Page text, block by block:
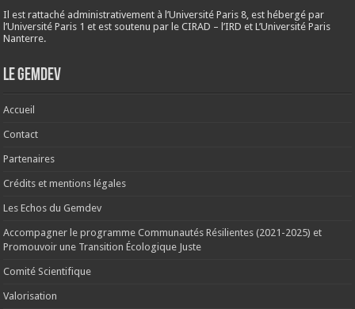
Il est rattaché administrativement à l’Université Paris 8, est hébergé par
l’Université Paris 1 et est soutenu par le CIRAD – l’IRD et L’Université Paris
Nanterre.
Le Gemdev
Accueil
Contact
Partenaires
Crédits et mentions légales
Les Echos du Gemdev
Accompagner le programme Communautés Résilientes (2021-2025) et
Promouvoir une Transition Écologique Juste
Comité Scientifique
Valorisation